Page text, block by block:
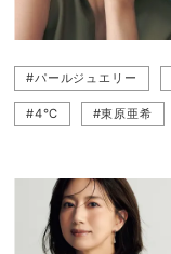
#パールジュエリー
#4℃ #東原亜希